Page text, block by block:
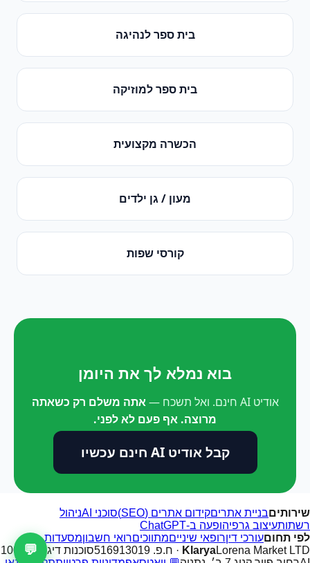
בית ספר לנהיגה
בית ספר למוזיקה
הכשרה מקצועית
מעון / גן ילדים
קורסי שפות
בוא נמלא לך את היומן
אודיט AI חינם. ואל תשכח —
אתה משלם רק כשאתה
מרוצה. אף פעם לא לפני.
קבל אודיט AI חינם עכשיו
שירותיםבניית אתריםקידום אתרים (SEO) סוכני AI
ניהול
רשתותעיצוב גרפיהופעה ב-ChatGPT
לפי תחוםעורכי דיןרופאי שינייםמתווכיםרואי חשבוןמסעדות
KlaryaLorena Market LTD · ח.פ. 516913019
סוכנות דיגיטל 100%💬